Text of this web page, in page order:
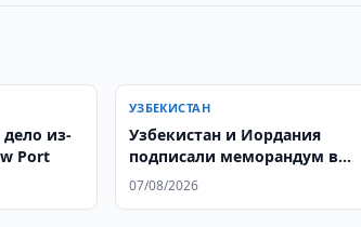
из-
Port
УЗБЕКИСТАН
Узбекистан и Иордания
подписали меморандум в
аграрной науке
07/08/2026